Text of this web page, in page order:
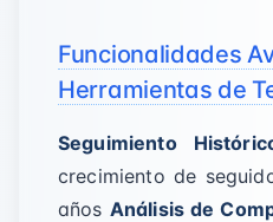
Funcionalidades
Herramientas de
Seguimiento
crecimiento de
años Análisis de